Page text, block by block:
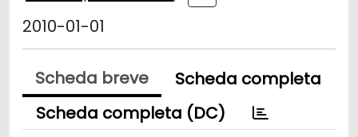
2010-01-01
Scheda breve
Scheda completa
Scheda completa (DC)